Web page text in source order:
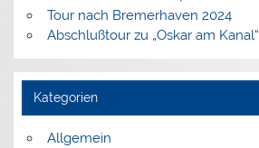
Tour nach Bremerhaven 2024
Abschlußtour zu „Oskar am Kanal“
Kategorien
Allgemein